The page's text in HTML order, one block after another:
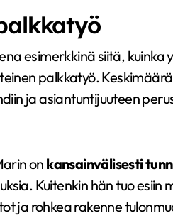
esimerkkinä siitä, kuinka
palkkatyö.
ja asiantuntijuuteen
on kansainvälisesti
Kuitenkin hän tuo esiin
ja rohkea rakenne